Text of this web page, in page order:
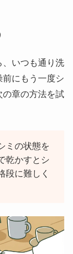
、いつも通り洗
にもう一度シ
の章の方法を試
ミの状態を
乾かすとシ
段に難しく